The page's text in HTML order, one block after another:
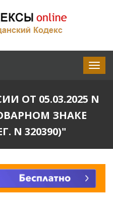
ОТ 05.03.2025 N
ЗНАКЕ
N 320390)"